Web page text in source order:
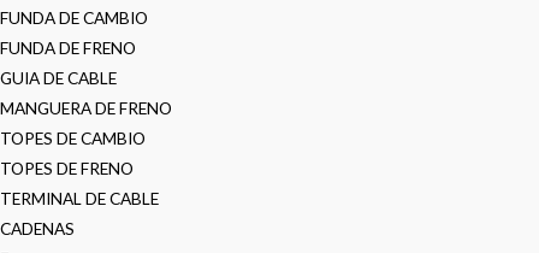
FUNDA DE CAMBIO
FUNDA DE FRENO
GUIA DE CABLE
MANGUERA DE FRENO
TOPES DE CAMBIO
TOPES DE FRENO
TERMINAL DE CABLE
CADENAS